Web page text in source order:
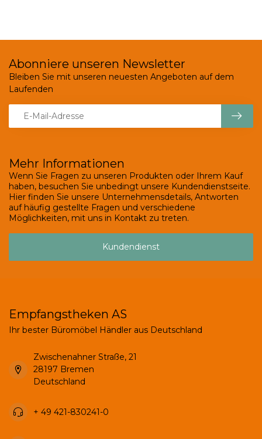
Mehr Informationen
Wenn Sie Fragen zu unseren Produkten oder Ihrem Kauf
haben, besuchen Sie unbedingt unsere Kundendienstseite.
Hier finden Sie unsere Unternehmensdetails, Antworten
auf häufig gestellte Fragen und verschiedene
Möglichkeiten, mit uns in Kontakt zu treten.
Kundendienst
Abonniere unseren Newsletter
Bleiben Sie mit unseren neuesten Angeboten auf dem
Laufenden
Empfangstheken AS
Ihr bester Büromöbel Händler aus Deutschland
Zwischenahner Straße, 21
28197 Bremen
Deutschland
+ 49 421-830241-0